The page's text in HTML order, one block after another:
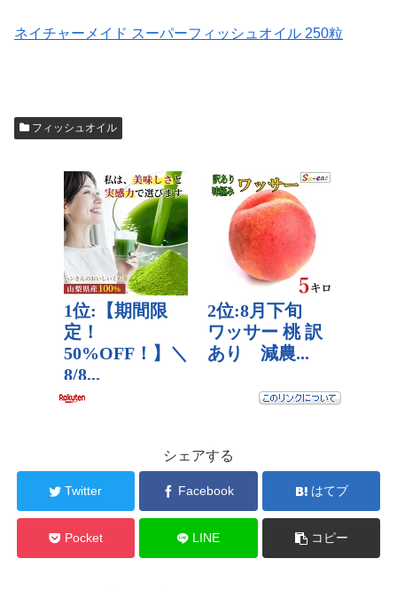
ネイチャーメイド スーパーフィッシュオイル 250粒
フィッシュオイル
シェアする
Twitter Facebook はてブ
Pocket LINE コピー